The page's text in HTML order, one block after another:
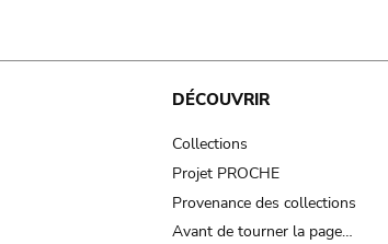
DÉCOUVRIR
Collections
Projet PROCHE
Provenance des collections
Avant de tourner la page…